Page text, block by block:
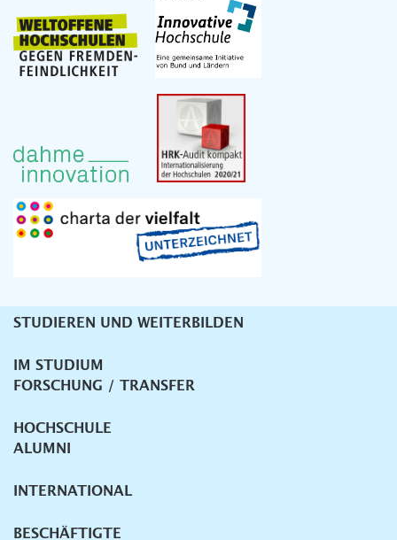
Unternavigation
STUDIEREN UND WEITERBILDEN
IM STUDIUM
FORSCHUNG / TRANSFER
HOCHSCHULE
ALUMNI
INTERNATIONAL
BESCHÄFTIGTE